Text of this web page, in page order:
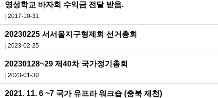
영성학교 바자회 수익금 전달 받음.
2017-10-31
20230225 서서울지구형제회 선거총회
2023-02-25
20230128~29 제40차 국가정기총회
2023-01-30
2021. 11. 6 ~7 국가 유프라 워크숍 (충북 제천)